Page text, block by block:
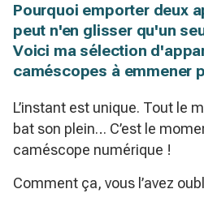
Pourquoi emporter deux
peut n'en glisser qu'un
Voici ma sélection
caméscopes à emmener
L’instant est unique. Tout le
bat son plein… C’est le
caméscope numérique !
Comment ça, vous l’avez